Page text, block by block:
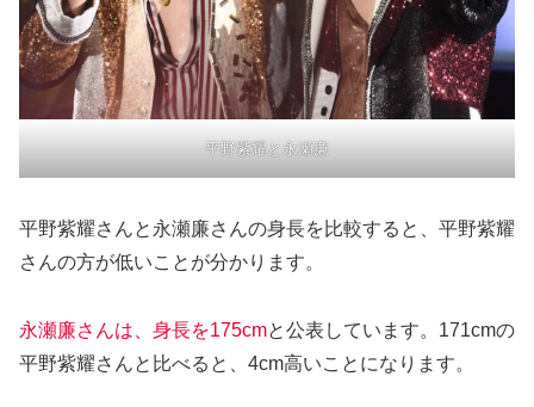
平野紫耀と永瀬廉
平野紫耀さんと永瀬廉さんの身長を比較すると、平野紫耀
さんの方が低いことが分かります。
永瀬廉さんは、身長を175cmと公表しています。171cmの
平野紫耀さんと比べると、4cm高いことになります。